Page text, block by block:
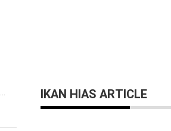
Ikan Botia India Ikan Hias Air Tawar Botia
IKAN HIAS ARTICLE